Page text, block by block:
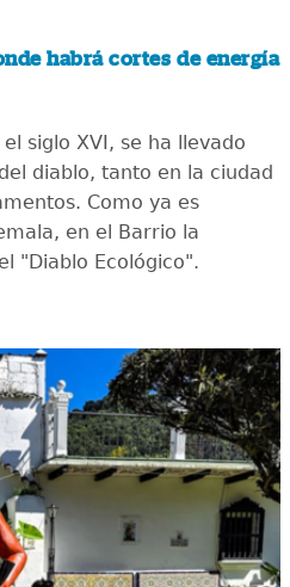
habrá cortes de energía
siglo XVI, se ha llevado
diablo, tanto en la ciudad
Como ya es
en el Barrio la
"Diablo Ecológico".